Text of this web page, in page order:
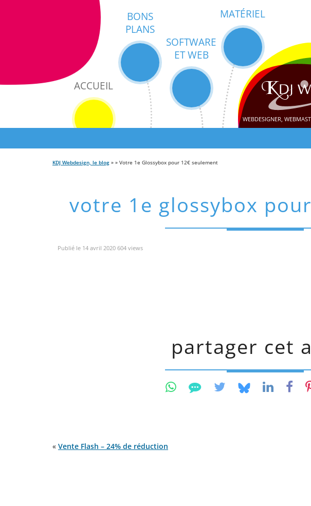
ACCUEIL
BONS
PLANS
SOFTWARE
ET WEB
MATÉRIEL
WEBDESIGNER,
KDJ Webdesign, le blog » » Votre 1e Glossybox pour 12€ seulement
votre 1e glossybox
Publié le 14 avril 2020 604 views
partager cet
« Vente Flash – 24% de réduction